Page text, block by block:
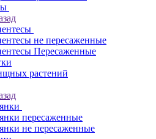
не пересаженные
Пересаженные
растений
пересаженные
не пересаженные